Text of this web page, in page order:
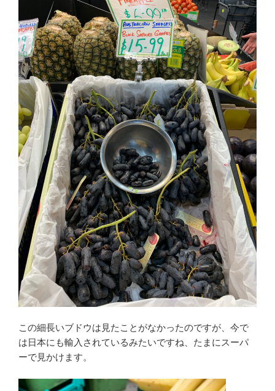
この細長いブドウは見たことがなかったのですが、今で
は日本にも輸入されているみたいですね、たまにスーパ
ーで見かけます。